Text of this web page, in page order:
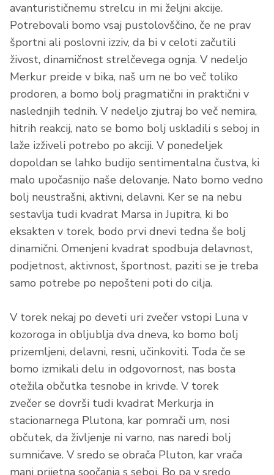
avanturističnemu strelcu in mi željni akcije.
Potrebovali bomo vsaj pustolovščino, če ne prav
športni ali poslovni izziv, da bi v celoti začutili
živost, dinamičnost strelčevega ognja. V nedeljo
Merkur preide v bika, naš um ne bo več toliko
prodoren, a bomo bolj pragmatični in praktični v
naslednjih tednih. V nedeljo zjutraj bo več nemira,
hitrih reakcij, nato se bomo bolj uskladili s seboj in
laže izživeli potrebo po akciji. V ponedeljek
dopoldan se lahko budijo sentimentalna čustva, ki
malo upočasnijo naše delovanje. Nato bomo vedno
bolj neustrašni, aktivni, delavni. Ker se na nebu
sestavlja tudi kvadrat Marsa in Jupitra, ki bo
eksakten v torek, bodo prvi dnevi tedna še bolj
dinamični. Omenjeni kvadrat spodbuja delavnost,
podjetnost, aktivnost, športnost, paziti se je treba
samo potrebe po nepošteni poti do cilja.
V torek nekaj po deveti uri zvečer vstopi Luna v
kozoroga in obljublja dva dneva, ko bomo bolj
prizemljeni, delavni, resni, učinkoviti. Toda če se
bomo izmikali delu in odgovornost, nas bosta
otežila občutka tesnobe in krivde. V torek
zvečer se dovrši tudi kvadrat Merkurja in
stacionarnega Plutona, kar pomrači um, nosi
občutek, da življenje ni varno, nas naredi bolj
sumničave. V sredo se obrača Pluton, kar vrača
manj prijetna soočanja s seboj. Bo pa v sredo